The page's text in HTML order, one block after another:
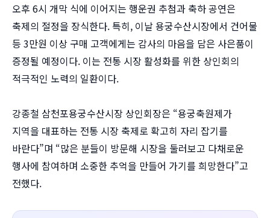
오후 6시 개막 식에 이어지는 행운권 추첨과 축하 공연은
축제의 절정을 장식한다. 특히, 이날 용궁수산시장에서 건어물
등 3만원 이상 구매 고객에게는 감사의 마음을 담은 사은품이
증정될 예정이다. 이는 전통 시장 활성화를 위한 상인회의
적극적인 노력의 일환이다.
강종철 삼천포용궁수산시장 상인회장은 “용궁축원제가
지역을 대표하는 전통 시장 축제로 확고히 자리 잡기를
바란다”며 “많은 분들이 방문해 시장을 둘러보고 다채로운
행사에 참여하며 소중한 추억을 만들어 가기를 희망한다”고
전했다.